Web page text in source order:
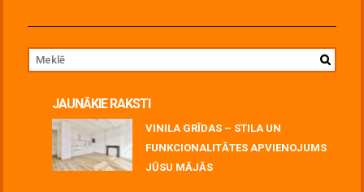
JAUNĀKIE RAKSTI
VINILA GRĪDAS – STILA UN
FUNKCIONALITĀTES APVIENOJUMS
JŪSU MĀJĀS